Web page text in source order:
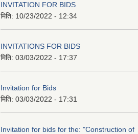
INVITATION FOR BIDS
मिति: 10/23/2022 - 12:34
INVITATIONS FOR BIDS
मिति: 03/03/2022 - 17:37
Invitation for Bids
मिति: 03/03/2022 - 17:31
Invitation for bids for the: "Construction of